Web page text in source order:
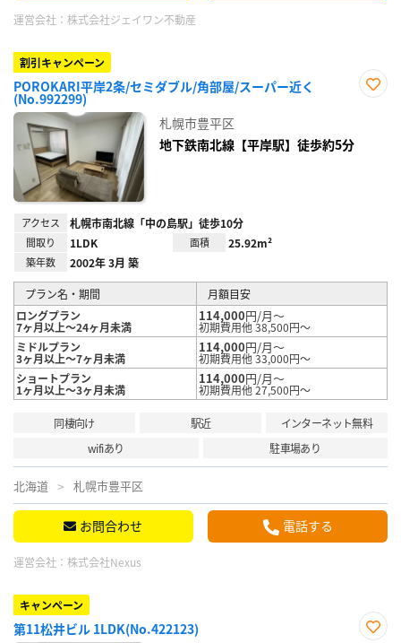
運営会社： 株式会社ジェイワン不動産
割引キャンペーン
POROKARI平岸2条/セミダブル/角部屋/スーパー近く
(No.992299)
札幌市豊平区
地下鉄南北線【平岸駅】徒歩約5分
アクセス 札幌市南北線「中の島駅」徒歩10分
間取り 1LDK 面積 25.92m²
築年数 2002年 3月 築
プラン名・期間
月額目安
ロングプラン
7ヶ月以上～24ヶ月未満
114,000円/月～
初期費用他 38,500円～
ミドルプラン
3ヶ月以上～7ヶ月未満
114,000円/月～
初期費用他 33,000円～
ショートプラン
1ヶ月以上～3ヶ月未満
114,000円/月～
初期費用他 27,500円～
同棲向け 駅近
インターネット無料
wifiあり
駐車場あり
北海道 札幌市豊平区
お問合わせ 電話する
運営会社： 株式会社Nexus
キャンペーン
第11松井ビル 1LDK(No.422123)